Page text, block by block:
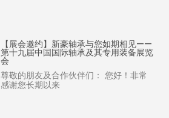
【展会邀约】新豪轴承与您如期相见——
第十九届中国国际轴承及其专用装备展览
会
尊敬的朋友及合作伙伴们： 您好！非常
感谢您长期以来